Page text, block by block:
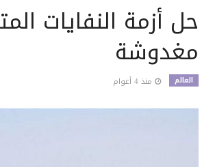
حل أزمة النفايات
مغدوشة
العالم منذ 4 أعوام